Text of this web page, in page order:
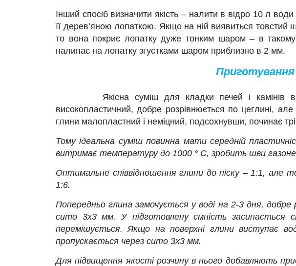
Інший спосіб визначити якість – налити в відро 10 л
її дерев’яною лопаткою. Якщо на ній виявиться товстий
то вона покриє лопатку дуже тонким шаром – в такому
налипає на лопатку згустками шаром приблизно в 2 мм.
Приготування
Якісна суміш для кладки печей і камінів
високопластичний, добре розрівнюється по цеглині,
глини малопластний і неміцний, подсохнувши, починає
Тому ідеальна суміш повинна мати середній
витримає температуру до 1000 ° С, зробить шви
Оптимальне співвідношення глини до піску – 1:1, але
1:6.
Попередньо глина замочується у воді на 2-3 дня,
сито 3х3 мм. У підготовлену ємність засипається
перемішується. Якщо на поверхні глини виступає
пропускається через сито 3х3 мм.
Для підвищення якості розчину в нього добавляють